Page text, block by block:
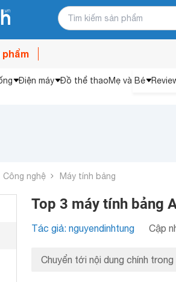
phẩm
Điện máy Đồ thể thaoMẹ và Bé
Công nghệ Máy tính bảng
Top 3 máy tính bảng
Tác giả: nguyendinhtung Cập
Chuyển tới nội dung chính trong